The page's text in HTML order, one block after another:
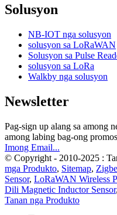
Solusyon
NB-IOT nga solusyon
solusyon sa LoRaWAN
Solusyon sa Pulse
solusyon sa LoRa
Walkby nga solusyon
Newsletter
Pag-sign up alang sa among
among labing bag-ong
Imong Email...
© Copyright - 2010-2025 :
mga Produkto, Sitemap,
Sensor, LoRaWAN Wireless
Dili Magnetic Inductor Sensor,
Tanan nga Produkto